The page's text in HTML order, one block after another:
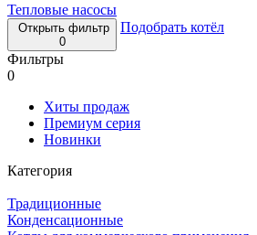
Тепловые насосы
Открыть фильтр
0
Подобрать котёл
Фильтры
0
Хиты продаж
Премиум серия
Новинки
Категория
Традиционные
Конденсационные